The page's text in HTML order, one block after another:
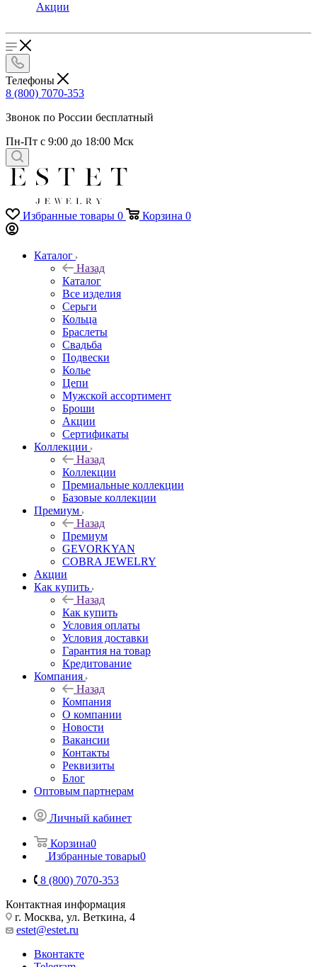
Акции
Телефоны
8 (800) 7070-353
Звонок по России бесплатный
Пн-Пт с 9:00 до 18:00 Мск
Избранные товары 0 Корзина 0
Каталог
Назад
Каталог
Все изделия
Серьги
Кольца
Браслеты
Свадьба
Подвески
Колье
Цепи
Мужской ассортимент
Броши
Акции
Сертификаты
Коллекции
Назад
Коллекции
Премиальные коллекции
Базовые коллекции
Премиум
Назад
Премиум
GEVORKYAN
COBRA JEWELRY
Акции
Как купить
Назад
Как купить
Условия оплаты
Условия доставки
Гарантия на товар
Кредитование
Компания
Назад
Компания
О компании
Новости
Вакансии
Контакты
Реквизиты
Блог
Оптовым партнерам
Личный кабинет
Корзина0
Избранные товары0
8 (800) 7070-353
Контактная информация
г. Москва, ул. Веткина, 4
estet@estet.ru
Вконтакте